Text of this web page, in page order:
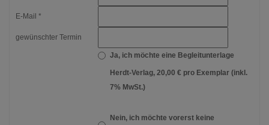
E-Mail *
gewünschter Termin
Ja, ich möchte eine Begleitunterlage
Herdt-Verlag, 20,00 € pro Exemplar (inkl.
7% MwSt.)
Nein, ich möchte vorerst keine